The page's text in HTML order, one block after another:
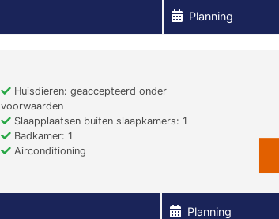
Planning
Huisdieren: geaccepteerd onder
voorwaarden
Slaapplaatsen buiten slaapkamers: 1
Badkamer: 1
Airconditioning
Planning